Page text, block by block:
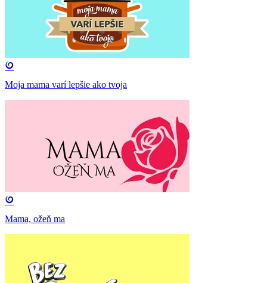
Moja mama varí lepšie ako tvoja
Mama, ožeň ma